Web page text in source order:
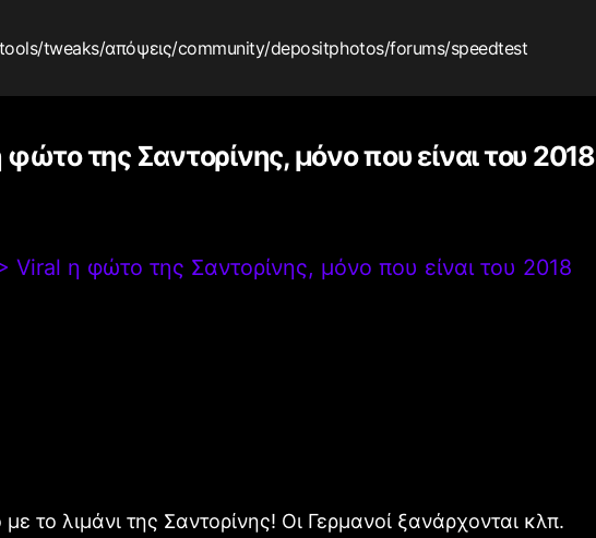
/tweaks/απόψεις/community/depositphotos/forums/speedtest
της Σαντορίνης, μόνο που είναι του 2018
Viral η φώτο της Σαντορίνης, μόνο που είναι του 2018
το λιμάνι της Σαντορίνης! Οι Γερμανοί ξανάρχονται κλπ.